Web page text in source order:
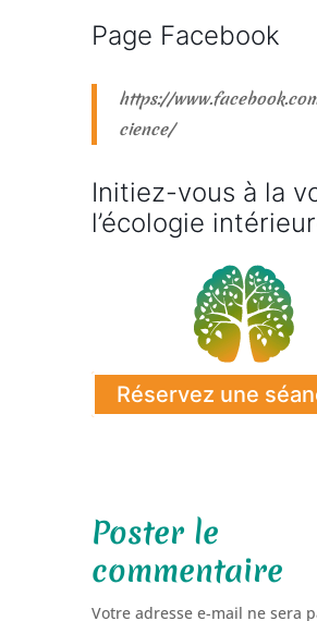
Page Facebook
https://
cience/
Initiez-vous à la
l’écologie
Réservez une
Poster le
commentaire
Votre adresse e-mail ne sera